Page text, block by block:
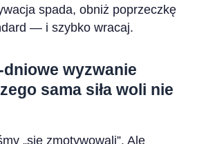
spada, obniż poprzeczkę
— i szybko wracaj.
dniowe wyzwanie
sama siła woli nie
„się zmotywowali”. Ale